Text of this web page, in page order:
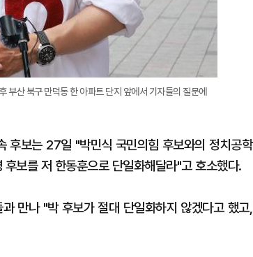
산 북구 만덕동 한 아파트 단지 앞에서 기자들의 질문에
후보는 27일 "박민식 국민의힘 후보와의 정치공학
보를 저 한동훈으로 단일화해달라"고 호소했다.
만나 "박 후보가 절대 단일화하지 않겠다고 했고,